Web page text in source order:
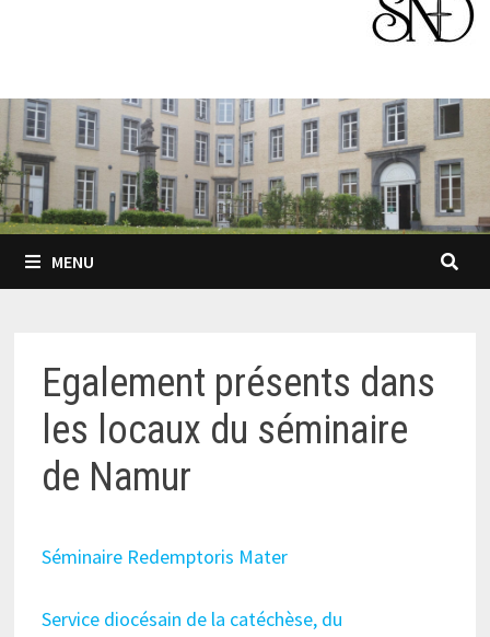
MENU
Egalement présents dans
les locaux du séminaire
de Namur
Séminaire Redemptoris Mater
Service diocésain de la catéchèse, du